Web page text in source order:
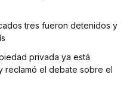
tres fueron detenidos y
privada ya está
reclamó el debate sobre el